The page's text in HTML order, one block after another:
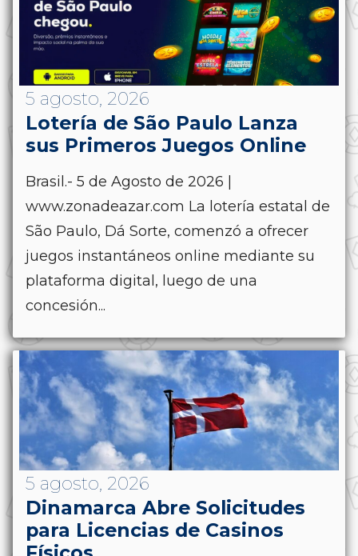
5 agosto, 2026
Lotería de São Paulo Lanza
sus Primeros Juegos Online
Brasil.- 5 de Agosto de 2026 |
www.zonadeazar.com La lotería estatal de
São Paulo, Dá Sorte, comenzó a ofrecer
juegos instantáneos online mediante su
plataforma digital, luego de una
concesión...
5 agosto, 2026
Dinamarca Abre Solicitudes
para Licencias de Casinos